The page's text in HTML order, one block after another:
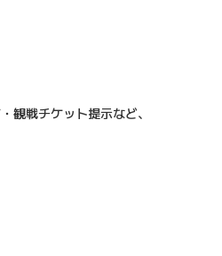
観戦チケット提示など、